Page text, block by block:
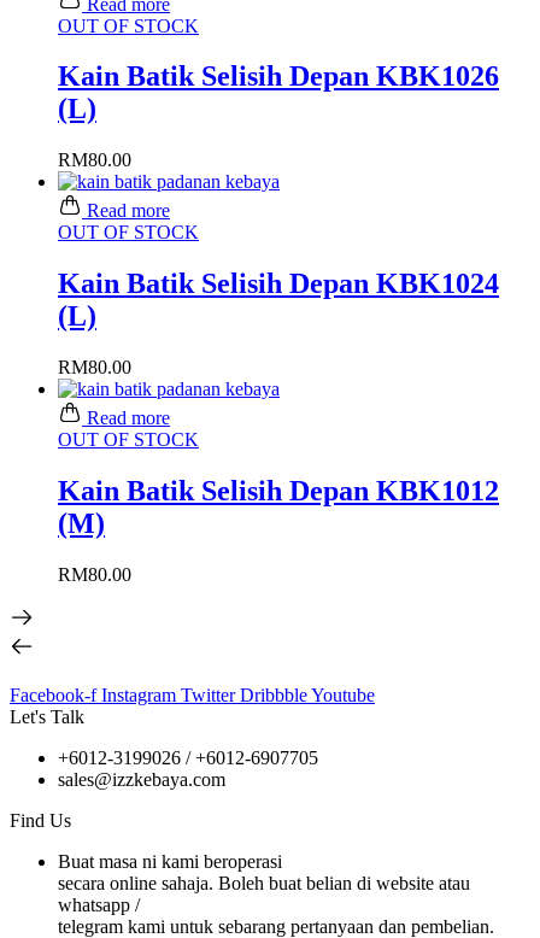
OUT OF STOCK
Kain Batik Selisih Depan KBK1026
(L)
RM80.00
Read more
OUT OF STOCK
Kain Batik Selisih Depan KBK1024
(L)
RM80.00
Read more
OUT OF STOCK
Kain Batik Selisih Depan KBK1012
(M)
RM80.00
Facebook-f Instagram Twitter DribbbleYoutube
Let's Talk
+6012-3199026 / +6012-6907705
sales@izzkebaya.com
Find Us
Buat masa ni kami beroperasi
secara online sahaja. Boleh buat belian di website atau
whatsapp /
telegram kami untuk sebarang pertanyaan dan pembelian.